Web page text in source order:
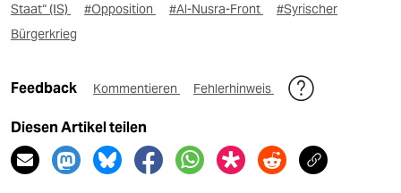
Staat“ (IS)
#Opposition #Al-Nusra-Front
#Syrischer
Bürgerkrieg
Feedback Kommentieren Fehlerhinweis
Diesen Artikel teilen